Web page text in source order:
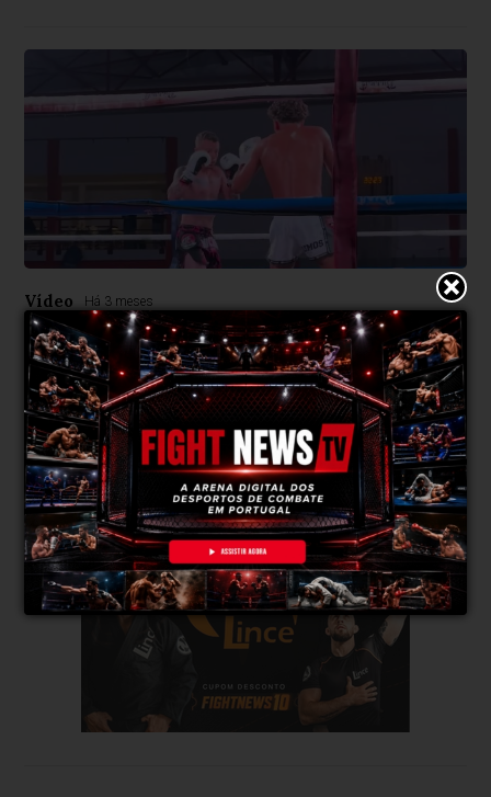
Vídeo Há 3 meses
Ângelo Lemos x Marcos Carvalho - RUF
5
PUBLICIDADE